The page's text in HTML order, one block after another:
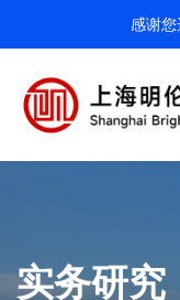
感谢您
实务研究